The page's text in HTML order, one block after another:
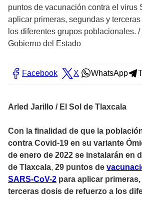
puntos de vacunación contra el virus
aplicar primeras, segundas y
los diferentes grupos poblacionales. /
Gobierno del Estado
Facebook X WhatsApp
Arled Jarillo / El Sol de Tlaxcala
Con la finalidad de que la
contra Covid-19 en su variante
de enero de 2022 se instalarán en
de Tlaxcala, 29 puntos de
SARS-CoV-2 para aplicar
terceras dosis de refuerzo a los